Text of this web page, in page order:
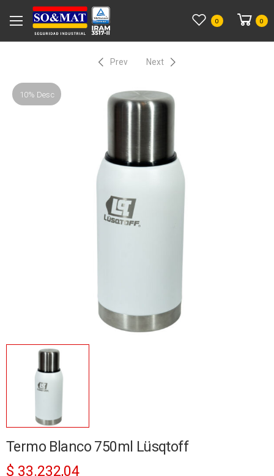
0 0
Prev Next
10% Desc
Termo Blanco 750ml Lüsqtoff
$ 33.232,04